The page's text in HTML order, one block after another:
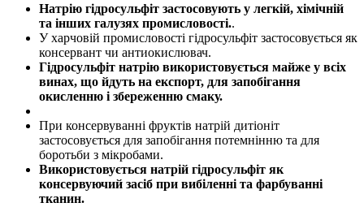
Натрію гідросульфіт застосовують у легкій, хімічній
та інших галузях промисловості..
У харчовій промисловості гідросульфіт застосовується як
консервант чи антиокислювач.
Гідросульфіт натрію використовується майже у всіх
винах, що йдуть на експорт, для запобігання
окисленню і збереженню смаку.
При консервуванні фруктів натрій дитіоніт
застосовується для запобігання потемнінню та для
боротьби з мікробами.
Використовується натрій гідросульфіт як
консервуючий засіб при вибіленні та фарбуванні
тканин.